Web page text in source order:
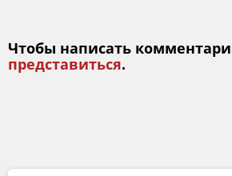
Чтобы написать
представиться.